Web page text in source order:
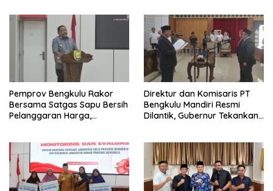
Pemprov Bengkulu Rakor
Bersama Satgas Sapu Bersih
Pelanggaran Harga,
Masih Jadi Sorotan
Direktur dan Komisaris PT
Bengkulu Mandiri Resmi
Dilantik, Gubernur Tekankan